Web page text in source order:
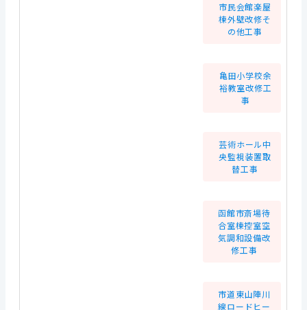
市民会館楽屋
棟外壁改修そ
の他工事
亀田小学校余
裕教室改修工
事
芸術ホール中
央監視装置取
替工事
函館市斎場待
合室棟控室空
気調和設備改
修工事
市道東山陣川
線ロードヒー